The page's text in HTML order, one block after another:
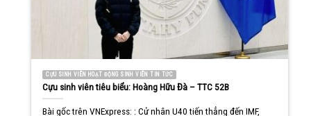
CỰU SINH VIÊN HOẠT ĐỘNG SINH VIÊN TIN TỨC
Cựu sinh viên tiêu biểu: Hoàng Hữu Đà – TTC 52B
Bài gốc trên VNExpress: : Cử nhân U40 tiến thẳng đến IMF,